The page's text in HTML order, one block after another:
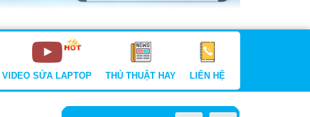
VIDEO SỬA LAPTOP THỦ THUẬT HAY LIÊN HỆ